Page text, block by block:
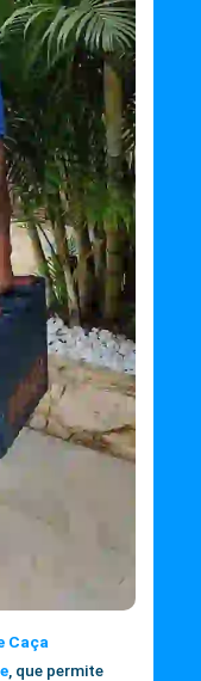
Caça
, que permite